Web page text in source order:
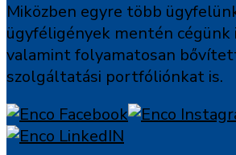
Miközben egyre több
ügyféligények mentén
valamint folyamatosan
szolgáltatási portfóliónkat is.